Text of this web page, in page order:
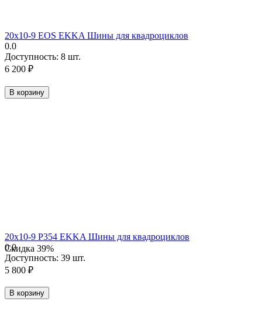
Скидка 39%
20х10-9 EOS EKKA Шины для квадроциклов
0.0
Доступность: 8 шт.
6 200 ₽
В корзину
20х10-9 P354 EKKA Шины для квадроциклов
0.0
Доступность: 39 шт.
5 800 ₽
В корзину